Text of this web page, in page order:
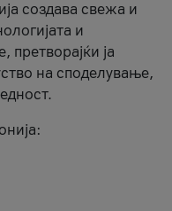
создава свежа и
и
претворајќи ја
на споделување,